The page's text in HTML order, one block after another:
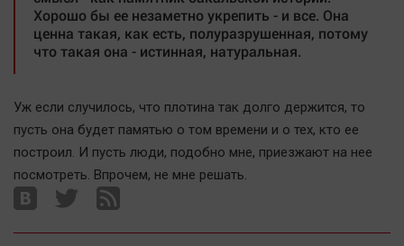
Тенденции
Точка на карте
Хорошо бы ее незаметно укрепить - и все. Она
ценна такая, как есть, полуразрушенная, потому
что такая она - истинная, натуральная.
Уж если случилось, что плотина так долго держится, то
пусть она будет памятью о том времени и о тех, кто ее
построил. И пусть люди, подобно мне, приезжают на нее
посмотреть. Впрочем, не мне решать.